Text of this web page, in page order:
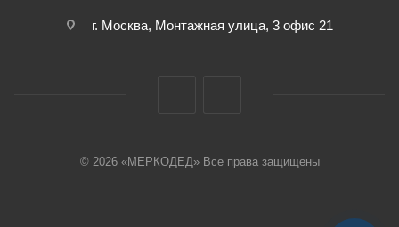
г. Москва, Монтажная улица, 3 офис 21
© 2026 «МЕРКОДЕД» Все права защищены